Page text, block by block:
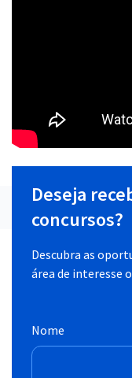
Deseja
concursos?
Descubra as
área de interesse
Nome